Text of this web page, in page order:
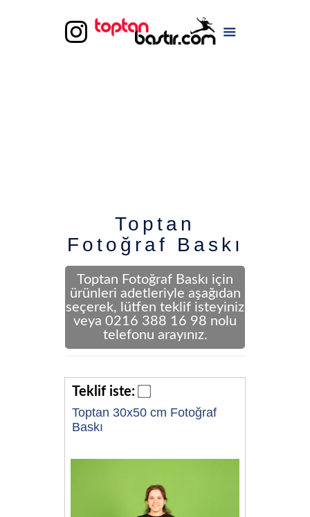
Toptan
Fotoğraf Baskı
Toptan Fotoğraf Baskı için
ürünleri adetleriyle aşağıdan
seçerek, lütfen teklif isteyiniz
veya 0216 388 16 98 nolu
telefonu arayınız.
Teklif iste:
Toptan 30x50 cm Fotoğraf
Baskı